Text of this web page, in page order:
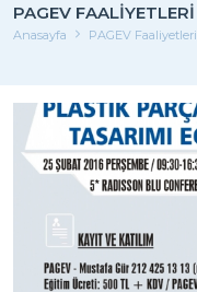
PAGEV FAALIYETLERI
Anasayfa PAGEV Faaliyetleri